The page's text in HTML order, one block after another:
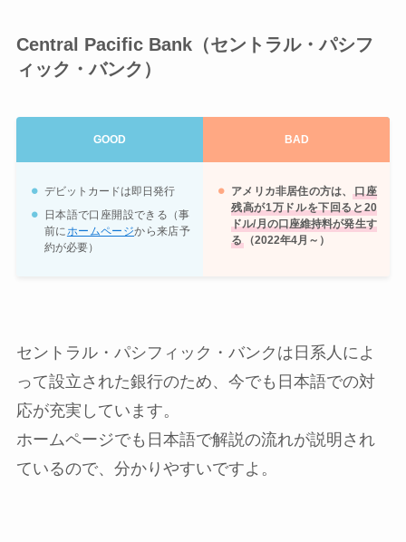
Central Pacific Bank（セントラル・パシフ
ィック・バンク）
GOOD BAD
デビットカードは即日発行
日本語で口座開設できる（事
前にホームページから来店予
約が必要）
アメリカ非居住の方は、口座
残高が1万ドルを下回ると20
ドル/月の口座維持料が発生す
る
（2022年4月～）
セントラル・パシフィック・バンクは日系人によ
って設立された銀行のため、今でも日本語での対
応が充実しています。
ホームページでも日本語で解説の流れが説明され
ているので、分かりやすいですよ。